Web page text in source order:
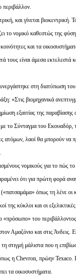
περιβάλλον.
και γίνεται
το νομικό καθεστώς της
και τα
τους είναι άμεσα
στη διατύπωση
«Στις βιομηχανικά
εξαιτίας της
το Σύνταγμα του Εκουαδόρ,
ατόμων, λαοί θα μπορούν να
νομικούς για το πώς
ότι για πρώτη φορά
όπως τη λένε
της κύκλοι και οι
του
Αμαζόνιο και στις
στιγμή μάλιστα που η
η Chevron, πρώην Texaco.
τα οικοσυστήματα.